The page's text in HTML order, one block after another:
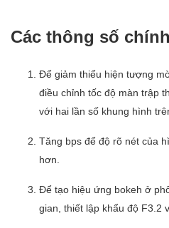
Các thông số chính
Để giảm thiểu hiện tượng
điều chỉnh tốc độ màn trập
với hai lần số khung hình
Tăng bps để độ rõ nét của
hơn.
Để tạo hiệu ứng bokeh ở
gian, thiết lập khẩu độ F3.2